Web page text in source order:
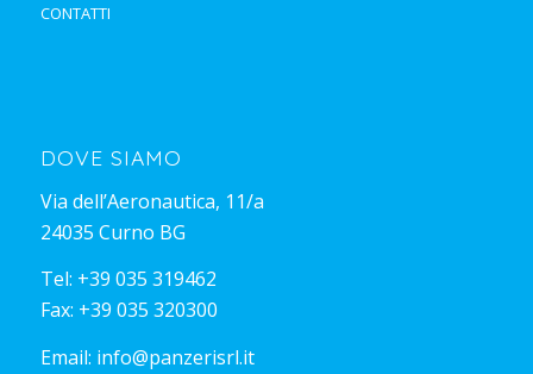
CONTATTI
DOVE SIAMO
Via dell’Aeronautica, 11/a
24035 Curno BG
Tel: +39 035 319462
Fax: +39 035 320300
Email: info@panzerisrl.it